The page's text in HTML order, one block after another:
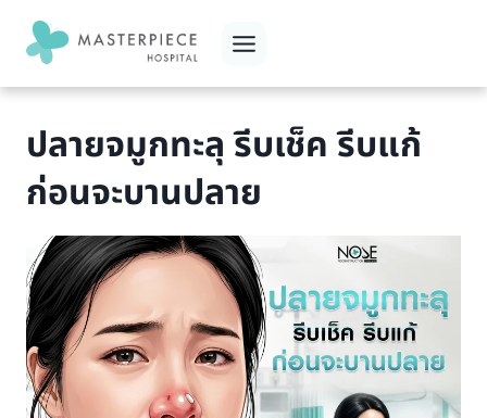
content
ปลายจมูกทะลุ รีบเช็ค รีบแก้
ก่อนจะบานปลาย